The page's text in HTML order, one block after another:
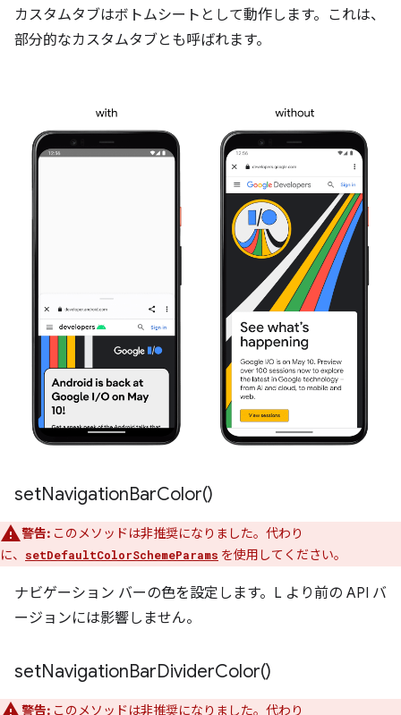
カスタムタブはボトムシートとして動作します。これは、
部分的なカスタムタブとも呼ばれます。
setNavigationBarColor()
警告: このメソッドは非推奨になりました。代わり
に、
setDefaultColorSchemeParams を使用してください。
ナビゲーション バーの色を設定します。L より前の API バ
ージョンには影響しません。
setNavigationBarDividerColor()
警告: このメソッドは非推奨になりました。代わり